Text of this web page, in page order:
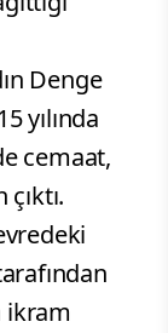
Denge
yılında
cemaat,
ikram